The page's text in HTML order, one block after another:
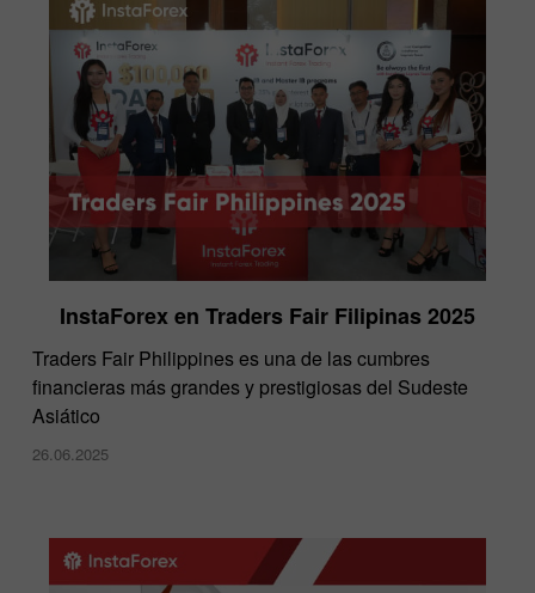
InstaForex en Traders Fair Filipinas 2025
Traders Fair Philippines es una de las cumbres
financieras más grandes y prestigiosas del Sudeste
Asiático
26.06.2025